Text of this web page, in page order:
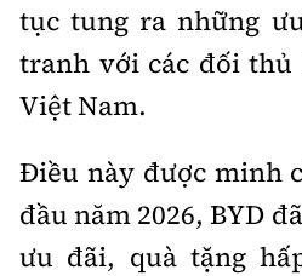
tục tung ra những
tranh với các đối
Việt Nam.
Điều này được minh
đầu năm 2026, BYD
ưu đãi, quà tặng